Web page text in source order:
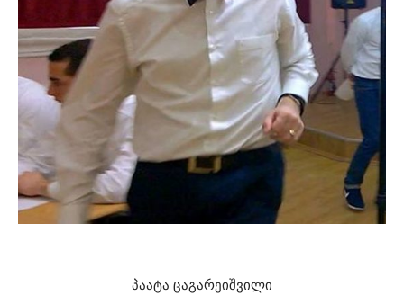
პაატა ცაგარეიშვილი